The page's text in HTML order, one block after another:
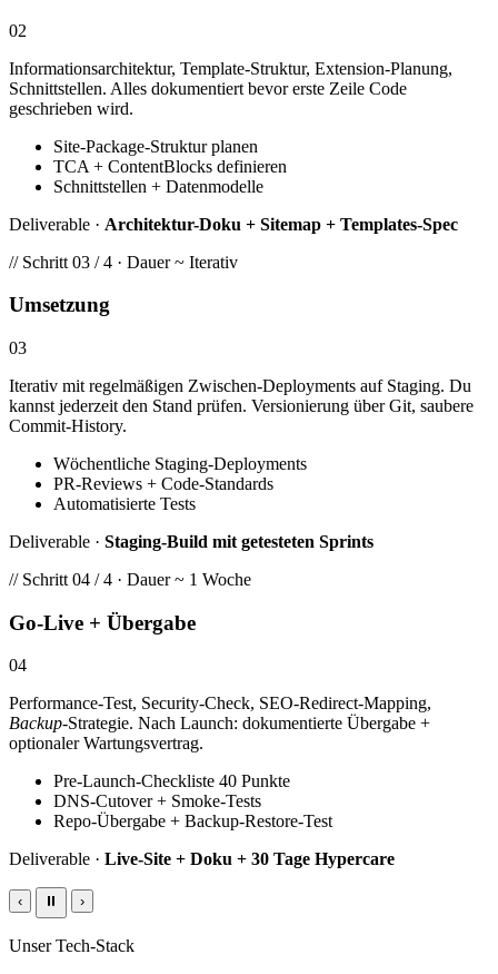
02
Informationsarchitektur, Template-Struktur, Extension-Planung,
Schnittstellen. Alles dokumentiert bevor erste Zeile Code
geschrieben wird.
Site-Package-Struktur planen
TCA + ContentBlocks definieren
Schnittstellen + Datenmodelle
Deliverable · Architektur-Doku + Sitemap + Templates-Spec
// Schritt 03 / 4 · Dauer ~ Iterativ
Umsetzung
03
Iterativ mit regelmäßigen Zwischen-Deployments auf Staging. Du
kannst jederzeit den Stand prüfen. Versionierung über Git, saubere
Commit-History.
Wöchentliche Staging-Deployments
PR-Reviews + Code-Standards
Automatisierte Tests
Deliverable · Staging-Build mit getesteten Sprints
// Schritt 04 / 4 · Dauer ~ 1 Woche
Go-Live + Übergabe
04
Performance-Test, Security-Check, SEO-Redirect-Mapping,
Backup-Strategie. Nach Launch: dokumentierte Übergabe +
optionaler Wartungsvertrag.
Pre-Launch-Checkliste 40 Punkte
DNS-Cutover + Smoke-Tests
Repo-Übergabe + Backup-Restore-Test
Deliverable · Live-Site + Doku + 30 Tage Hypercare
‹ ⏸ ›
Unser Tech-Stack